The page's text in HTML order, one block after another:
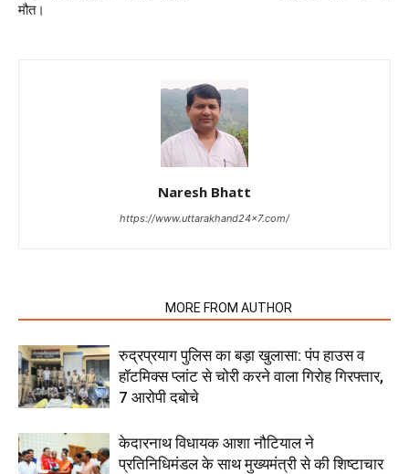
मौत।
Naresh Bhatt
https://www.uttarakhand24x7.com/
MORE FROM AUTHOR
रुद्रप्रयाग पुलिस का बड़ा खुलासा: पंप हाउस व
हॉटमिक्स प्लांट से चोरी करने वाला गिरोह गिरफ्तार,
7 आरोपी दबोचे
केदारनाथ विधायक आशा नौटियाल ने
प्रतिनिधिमंडल के साथ मुख्यमंत्री से की शिष्टाचार